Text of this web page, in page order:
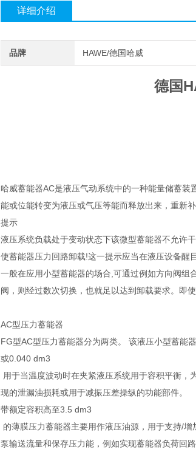
详细介绍
品牌 HAWE/德国哈威
德国
哈威蓄能器AC是液压气动系统中的一种能量储蓄
能或位能转变为液压或气压等能而释放出来，重新
提示
液压系统负载处于变动状态下该微型蓄能器不允许
使蓄能器压力回路卸载!这一提示应当在液压设备醒
一般在应用小型蓄能器的场合,可通过例如方向阀组
阀，则经过数次切换，也就足以达到卸载要求。即
AC型压力蓄能器
FG型AC型压力蓄能器分为两类。 该液压小型蓄能
或0.040 dm3
用于当温度波动时在夹紧液压系统用于容积平衡，
现的泄漏油损耗或用于减振压差操纵的功能部件。
带额定容积高至3.5 dm3
的薄膜压力蓄能器主要用作液压油源，用于支持/增
泵输送流量和保存压力能，例如实现蓄能器负荷回路